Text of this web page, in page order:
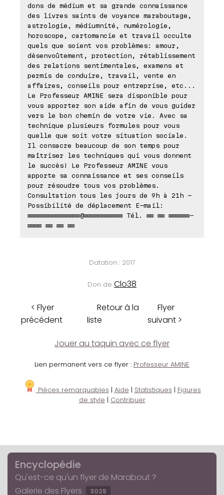
dons de médium et sa grande connaissance
des livres saints de voyance maraboutage,
astrologie, médiumnité, numérologie,
horoscope, cartomancie et travail occulte
quels que soient vos problèmes: amour,
désenvoûtement, protection, rétablissement
des relations sentimentales, examens et
permis de conduire, travail, vente en
affaires, conseils pour entreprise, etc...
Le Professeur AMINE sera disponible pour
vous apporter son aide afin de vous guider
vers le bon chemin de votre vie. Avec sa
technique plusieurs formules pour vous
quelle que soit votre situation sociale.
Il consacre beaucoup de son temps pour
maîtriser les techniques qui vous donnent
le succès! Le Professeur AMINE vous
apporte sa connaissance et ses conseils
pour résoudre tous vos problèmes.
Consultation tous les jours de 9h à 21h -
Possibilité de déplacement E-mail:
⊠⊠⊠⊠⊠⊠⊠⊠⊠⊠⊠⊠⊠⊠⊠@⊠⊠⊠⊠⊠⊠⊠⊠⊠⊠⊠ Tél. ⊠⊠ ⊠⊠ ⊠⊠⊠⊠⊠⊠-
⊠⊠⊠⊠ ⊠⊠ ⊠⊠ ⊠⊠
Datation : 2017
Don de Clo38
< Flyer
précédent
Retour à la
liste
Flyer
suivant >
Jouer au taquin avec ce flyer
Lien permanent vers ce flyer : Professeur AMINE
Pièces remarquables | Aide | Statistiques | Figures
de style | Contribuer
Encyclopédie
Qu'est-ce qu'un flyer de Marabout ?
Galerie des Flyers
3025